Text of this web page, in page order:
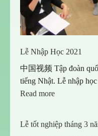
TRÚ
Lễ Nhập Học 2021
中国视频 Tập đoàn
tiếng Nhật. Lễ nhập
Read more:
Học
Lễ tốt nghiệp tháng 3